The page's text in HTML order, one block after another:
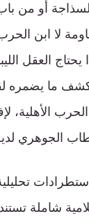
أو من
لا ابن
العقل
يكشف ما يضمره
الأهلية،
الجوهري
شاملة